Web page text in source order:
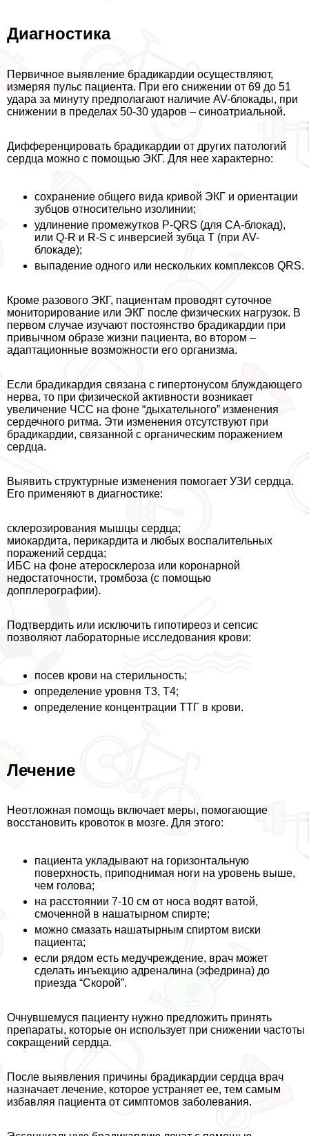
Диагностика
Первичное выявление брадикардии осуществляют,
измеряя пульс пациента. При его снижении от 69 до 51
удара за минуту предполагают наличие AV-блокады, при
снижении в пределах 50-30 ударов – синоатриальной.
Дифференцировать брадикардии от других патологий
сердца можно с помощью ЭКГ. Для нее хаpaктерно:
сохранение общего вида кривой ЭКГ и ориентации
зубцов относительно изолинии;
удлинение промежутков P-QRS (для СА-блокад),
или Q-R и R-S с инверсией зубца Т (при AV-
блокаде);
выпадение одного или нескольких комплексов QRS.
Кроме разового ЭКГ, пациентам проводят суточное
мониторирование или ЭКГ после физических нагрузок. В
первом случае изучают постоянство брадикардии при
привычном образе жизни пациента, во втором –
адаптационные возможности его организма.
Если брадикардия связана с гипертонусом блуждающего
нерва, то при физической активности возникает
увеличение ЧСС на фоне “дыхательного” изменения
сердечного ритма. Эти изменения отсутствуют при
брадикардии, связанной с органическим поражением
сердца.
Выявить структурные изменения помогает УЗИ сердца.
Его применяют в диагностике:
склерозирования мышцы сердца;
миокардита, перикардита и любых воспалительных
поражений сердца;
ИБС на фоне атеросклероза или коронарной
недостаточности, тромбоза (с помощью
допплерографии).
Подтвердить или исключить гипотиреоз и сепсис
позволяют лабораторные исследования крови:
посев крови на стерильность;
определение уровня Т3, Т4;
определение концентрации ТТГ в крови.
Лечение
Неотложная помощь включает меры, помогающие
восстановить кровоток в мозге. Для этого:
пациента укладывают на горизонтальную
поверхность, приподнимая ноги на уровень выше,
чем голова;
на расстоянии 7-10 см от носа водят ватой,
смоченной в нашатырном спирте;
можно смазать нашатырным спиртом виски
пациента;
если рядом есть медучреждение, врач может
сделать инъекцию адреналина (эфедрина) до
приезда “Скорой”.
Очнувшемуся пациенту нужно предложить принять
препараты, которые он использует при снижении частоты
сокращений сердца.
После выявления причины брадикардии сердца врач
назначает лечение, которое устраняет ее, тем самым
избавляя пациента от симптомов заболевания.